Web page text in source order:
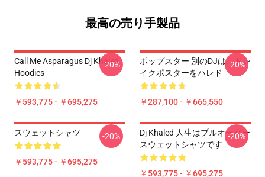
最高の売り手製品
Call Me Asparagus Dj Khaled
Hoodies
￥593,775 - ￥695,275
-20%
ポップスター 別のDJは、ドレ
イクポスターをハレド
￥287,100 - ￥665,550
-20%
スウェットシャツ
￥593,775 - ￥695,275
-20%
Dj Khaled 人生はプルオーバー
スウェットシャツです
￥593,775 - ￥695,275
-20%